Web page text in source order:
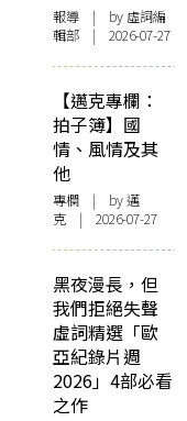
報導 | by 虛詞編
輯部 | 2026-07-27
【邁克專欄：
拍子簿】國
情、風情及其
他
專欄 | by邁
克 | 2026-07-27
黑夜漫長，但
我們拒絕失聲
虛詞精選「歐
亞紀錄片週
2026」4部必看
之作